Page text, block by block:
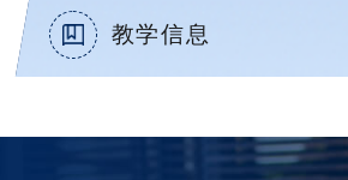
教学信息